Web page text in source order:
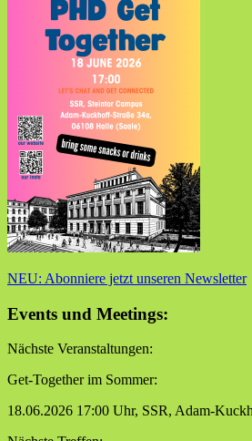
NEU: Abonniere jetzt unseren Newsletter
Events und Meetings:
Nächste Veranstaltungen:
Get-Together im Sommer:
18.06.2026 17:00 Uhr, SSR, Adam-